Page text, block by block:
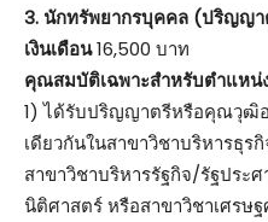
3. นักทรัพยากรบุคคล (ปริญญา
เงินเดือน16,500 บาท
คุณสมบัติเฉพาะสำหรับตำแหน่
1) ได้รับปริญญาตรีหรือคุณวุฒิ
เดียวกันในสาขาวิชาบริหารธุร
สาขาวิชาบริหารรัฐกิจ/รัฐประ
นิติศาสตร์ หรือสาขาวิชาเศรษ